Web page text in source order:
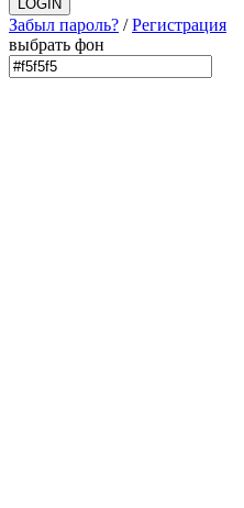
Забыл пароль? /Регистрация
выбрать фон